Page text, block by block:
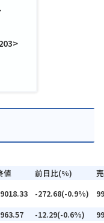
値 前日比(%)
-272.68(-0.9%)
-12.29(-0.6%)